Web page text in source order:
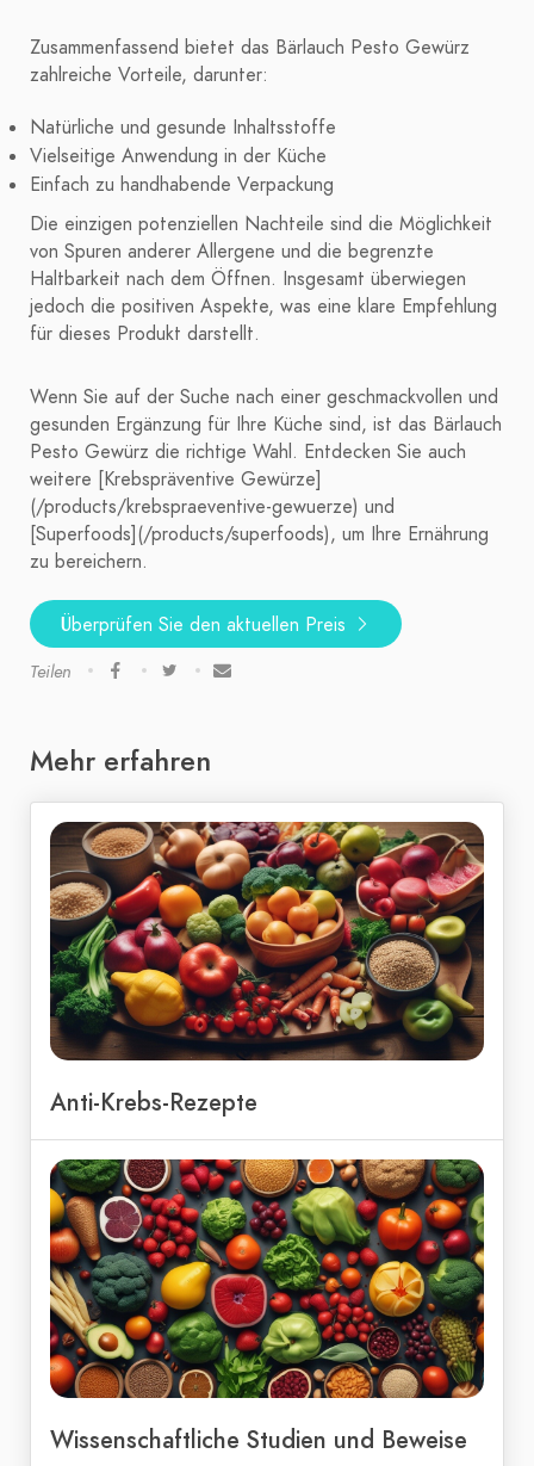
Zusammenfassend bietet das Bärlauch Pesto Gewürz
zahlreiche Vorteile, darunter:
Natürliche und gesunde Inhaltsstoffe
Vielseitige Anwendung in der Küche
Einfach zu handhabende Verpackung
Die einzigen potenziellen Nachteile sind die Möglichkeit
von Spuren anderer Allergene und die begrenzte
Haltbarkeit nach dem Öffnen. Insgesamt überwiegen
jedoch die positiven Aspekte, was eine klare Empfehlung
für dieses Produkt darstellt.
Wenn Sie auf der Suche nach einer geschmackvollen und
gesunden Ergänzung für Ihre Küche sind, ist das Bärlauch
Pesto Gewürz die richtige Wahl. Entdecken Sie auch
weitere [Krebspräventive Gewürze]
(/products/krebspraeventive-gewuerze) und
[Superfoods](/products/superfoods), um Ihre Ernährung
zu bereichern.
Überprüfen Sie den aktuellen Preis
Teilen
Mehr erfahren
Anti-Krebs-Rezepte
Wissenschaftliche Studien und Beweise